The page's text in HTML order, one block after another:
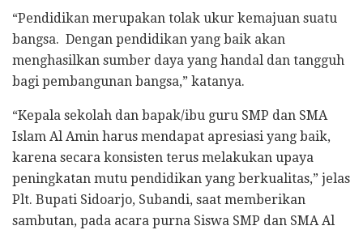
“Pendidikan merupakan tolak ukur kemajuan suatu
bangsa. Dengan pendidikan yang baik akan
menghasilkan sumber daya yang handal dan tangguh
bagi pembangunan bangsa,” katanya.
“Kepala sekolah dan bapak/ibu guru SMP dan SMA
Islam Al Amin harus mendapat apresiasi yang baik,
karena secara konsisten terus melakukan upaya
peningkatan mutu pendidikan yang berkualitas,” jelas
Plt. Bupati Sidoarjo, Subandi, saat memberikan
sambutan, pada acara purna Siswa SMP dan SMA Al